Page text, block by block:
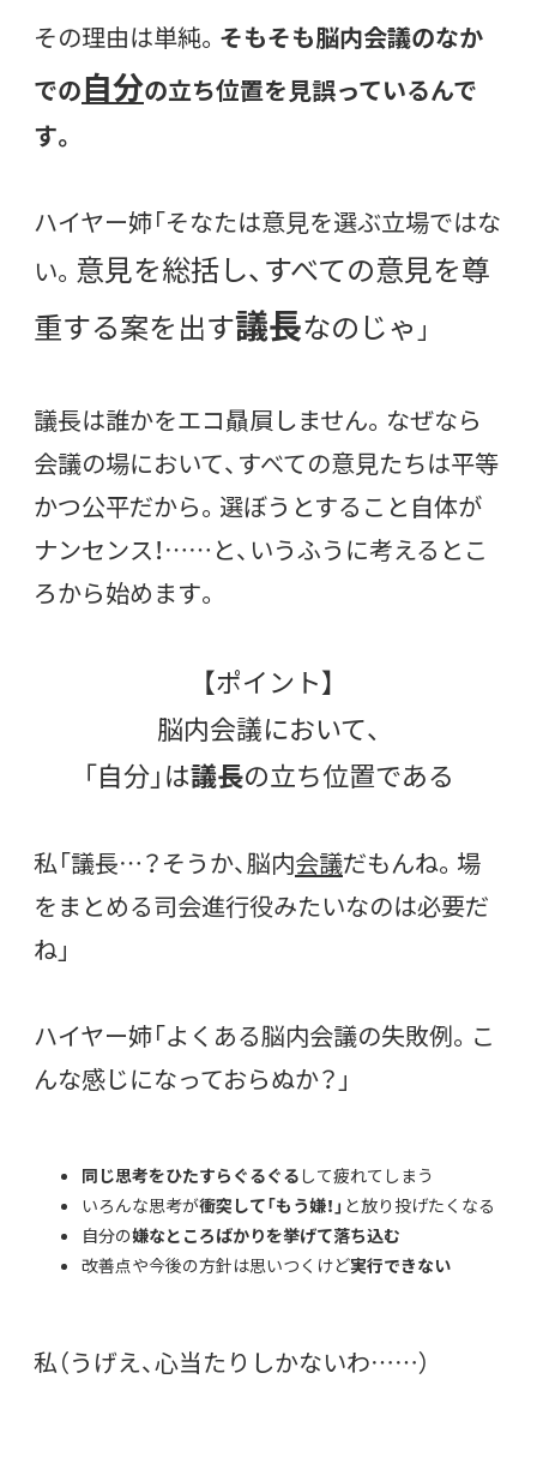
その理由は単純。 そもそも脳内会議のなか
での自分の立ち位置を見誤っているんで
す。
ハイヤー姉「そなたは意見を選ぶ立場ではな
い。 意見を総括し、すべての意見を尊
重する案を出す議長なのじゃ 」
議長は誰かをエコ贔屓しません。なぜなら
会議の場において、すべての意見たちは平等
かつ公平だから。選ぼうとすること自体が
ナンセンス！……と、いうふうに考えるとこ
ろから始めます。
【ポイント】
脳内会議において、
「自分」は議長の立ち位置である
私「議長…？そうか、脳内会議だもんね。場
をまとめる司会進行役みたいなのは必要だ
ね」
ハイヤー姉「よくある脳内会議の失敗例。こ
んな感じになっておらぬか？」
同じ思考をひたすらぐるぐる して疲れてしまう
いろんな思考が衝突して「もう嫌！」 と放り投げたくなる
自分の嫌なところばかりを挙げて落ち込む
改善点や今後の方針は思いつくけど実行できない
私（うげえ、心当たりしかないわ……）